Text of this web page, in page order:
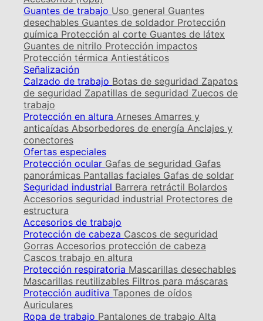
Guantes de trabajo Uso general Guantes
desechables Guantes de soldador Protección
química Protección al corte Guantes de látex
Guantes de nitrilo Protección impactos
Protección térmica Antiestáticos
Señalización
Calzado de trabajo Botas de seguridad Zapatos
de seguridad Zapatillas de seguridad Zuecos de
trabajo
Protección en altura Arneses Amarres y
anticaídas Absorbedores de energía Anclajes y
conectores
Ofertas especiales
Protección ocular Gafas de seguridad Gafas
panorámicas Pantallas faciales Gafas de soldar
Seguridad industrial Barrera retráctil Bolardos
Accesorios seguridad industrial Protectores de
estructura
Accesorios de trabajo
Protección de cabeza Cascos de seguridad
Gorras Accesorios protección de cabeza
Cascos trabajo en altura
Protección respiratoria Mascarillas desechables
Mascarillas reutilizables Filtros para máscaras
Protección auditiva Tapones de oídos
Auriculares
Ropa de trabajo Pantalones de trabajo Alta